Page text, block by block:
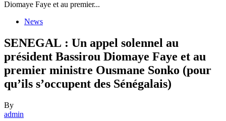
Diomaye Faye et au premier...
News
SENEGAL : Un appel solennel au
président Bassirou Diomaye Faye et au
premier ministre Ousmane Sonko (pour
qu’ils s’occupent des Sénégalais)
By
admin